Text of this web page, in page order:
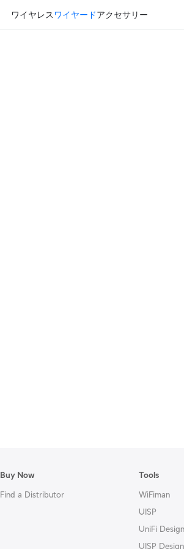
ワイヤレスワイヤードアクセサリー
Buy Now
Find a Distributor
Tools
WiFiman
UISP
UniFi
UISP